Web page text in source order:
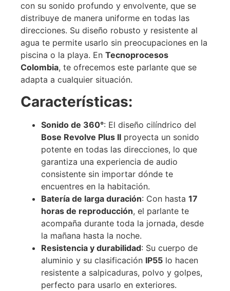
con su sonido profundo y envolvente, que se
distribuye de manera uniforme en todas las
direcciones. Su diseño robusto y resistente al
agua te permite usarlo sin preocupaciones en la
piscina o la playa. En Tecnoprocesos
Colombia, te ofrecemos este parlante que se
adapta a cualquier situación.
Características:
Sonido de 360°: El diseño cilíndrico del
Bose Revolve Plus II proyecta un sonido
potente en todas las direcciones, lo que
garantiza una experiencia de audio
consistente sin importar dónde te
encuentres en la habitación.
Batería de larga duración: Con hasta 17
horas de reproducción, el parlante te
acompaña durante toda la jornada, desde
la mañana hasta la noche.
Resistencia y durabilidad: Su cuerpo de
aluminio y su clasificación IP55 lo hacen
resistente a salpicaduras, polvo y golpes,
perfecto para usarlo en exteriores.